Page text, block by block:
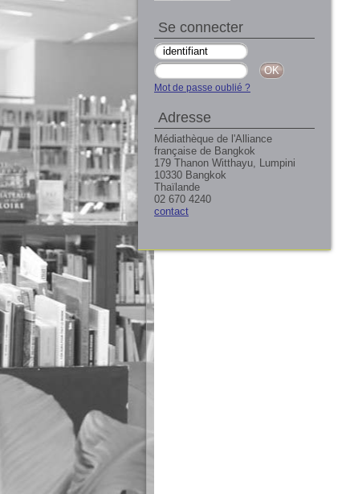
Se connecter
Mot de passe oublié ?
Adresse
Médiathèque de l'Alliance
française de Bangkok
179 Thanon Witthayu, Lumpini
10330 Bangkok
Thaïlande
02 670 4240
contact